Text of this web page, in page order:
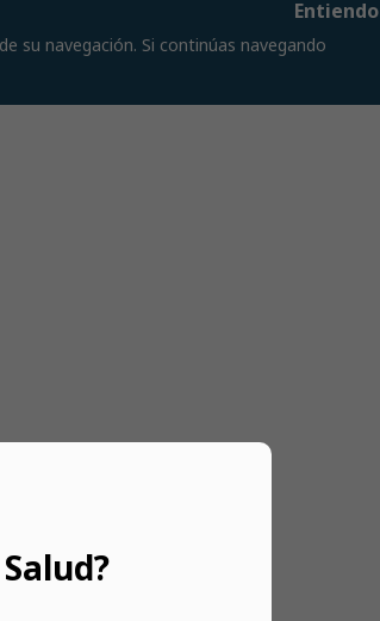
Entiendo
su navegación. Si continúas navegando